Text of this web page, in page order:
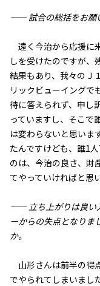
—— 試合の総括をお願
遠く今治から応援に
しを受けたのですが、
結果もあり、我々のＪ
リックビューイングで
待に答えられず、申し
っていますし、そこで
は変わらないと思いま
たんですけども、誰1
のは、今治の良さ、財
てやっていければと思
—— 立ち上がりは良い
ーからの失点となりま
か。
山形さんは前半の得
でやられてしまいまし